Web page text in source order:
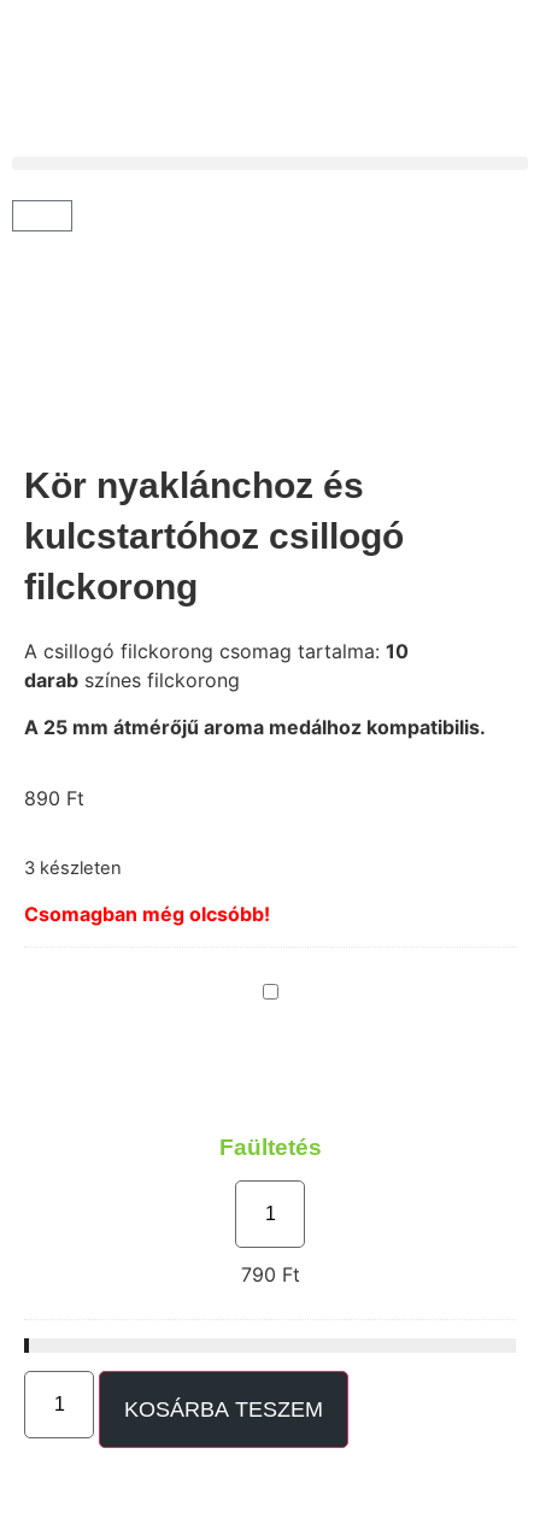
Kör nyaklánchoz és
kulcstartóhoz csillogó
filckorong
A csillogó filckorong csomag tartalma: 10
darab színes filckorong
A 25 mm átmérőjű aroma medálhoz kompatibilis.
890 Ft
3 készleten
Csomagban még olcsóbb!
Faültetés
Faültetés
790 Ft
KOSÁRBA TESZEM